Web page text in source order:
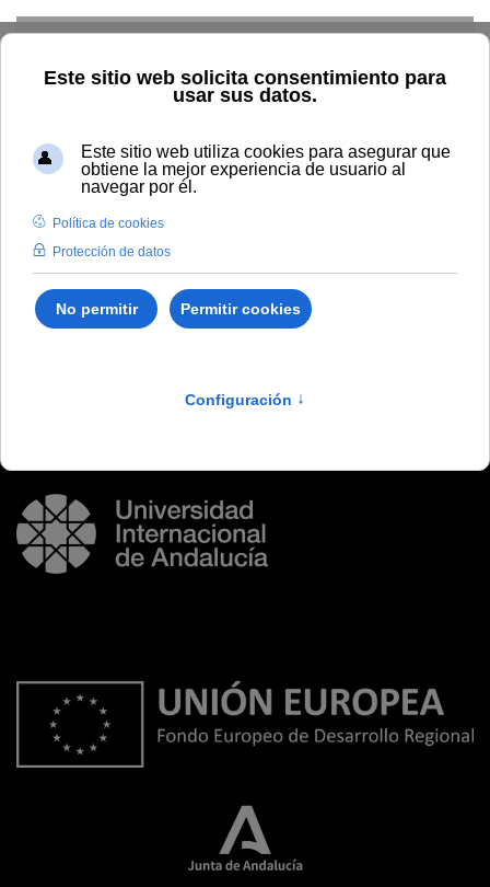
Inicio General Oferta 2021-2022
Oferta 2021-2022
Enseñanzas Propias de Posgrado